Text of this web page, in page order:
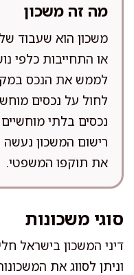
מה זה משכון
משכון הוא שעבוד
או התחייבות כלפי
לממש את הנכס
לחול על נכסים
נכסים בלתי מוחשיים
רישום המשכון
את תוקפו המשפטי.
סוגי משכונות
דיני המשכון בישראל
וניתן לסווג את